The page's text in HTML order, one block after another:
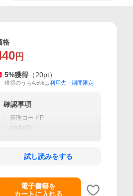
格
円
5%獲得 （20pt）
獲得のうち4.5%は利用先・期間限定
確認事項
管理コードP
code/0
試し読みをする
電子書籍を
カートに入れる